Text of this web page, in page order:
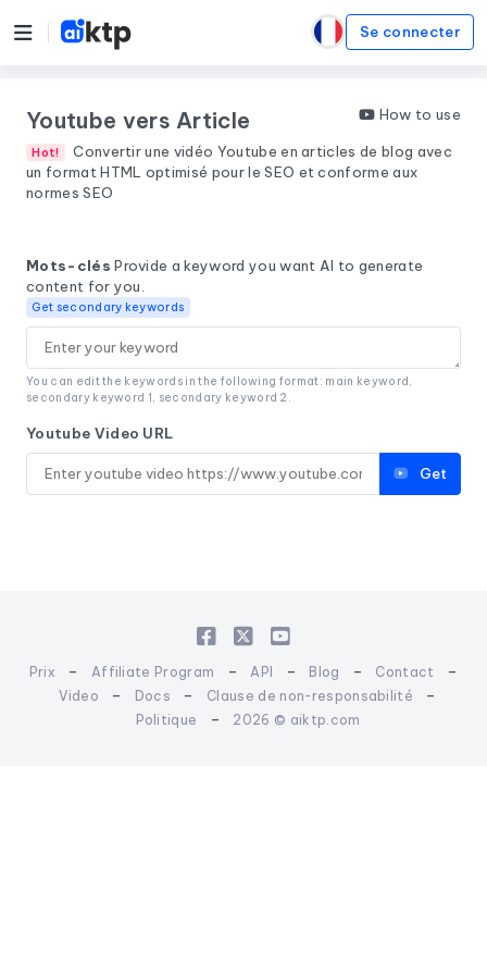
Se connecter
Youtube vers Article How to use
Hot!
Convertir une vidéo Youtube en articles de blog avec
un format HTML optimisé pour le SEO et conforme aux
normes SEO
Mots-clés Provide a keyword you want AI to generate
content for you.
Get secondary keywords
You can edit the keywords in the following format: main keyword,
secondary keyword 1, secondary keyword 2.
Youtube Video URL
Get
Prix - Affiliate Program - API - Blog - Contact -
Video - Docs - Clause de non-responsabilité -
Politique - 2026 © aiktp.com